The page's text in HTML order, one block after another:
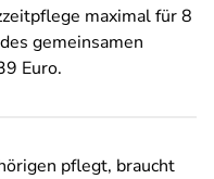
maximal für 8
gemeinsamen
Euro.
pflegt, braucht